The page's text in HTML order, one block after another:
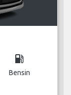
local_gas_station
Bensin